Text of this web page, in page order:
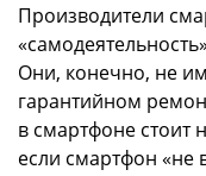
Производители
Они, конечно, не
гарантийном
в смартфоне стоит
если смартфон «не